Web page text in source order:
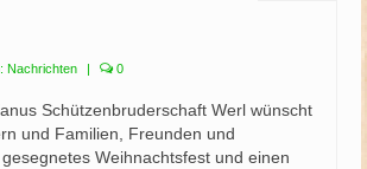
Nachrichten | 0
Schützenbruderschaft Werl wünscht
und Familien, Freunden und
Weihnachtsfest und einen